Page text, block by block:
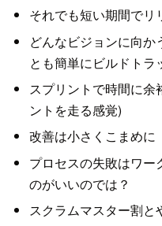
それでも短い期間でリ
どんなビジョンに向
とも簡単にビルドトラ
スプリントで時間に余
ントを走る感覚)
改善は小さくこまめに
プロセスの失敗はワー
のがいいのでは？
スクラムマスター割と